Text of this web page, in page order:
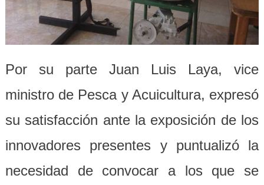
Por su parte Juan Luis Laya, vice
ministro de Pesca y Acuicultura, expresó
su satisfacción ante la exposición de los
innovadores presentes y puntualizó la
necesidad de convocar a los que se